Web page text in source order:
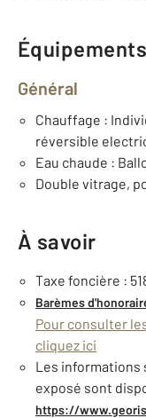
Équipements
Général
Chauffage :
réversible
Eau chaude :
Double vitrage,
À savoir
Taxe foncière :
Barèmes
Pour consulter
cliquez ici
Les informations
exposé sont
https://